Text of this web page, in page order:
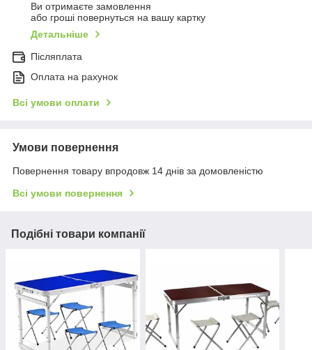
Ви отримаєте замовлення
або гроші повернуться на вашу картку
Детальніше
Післяплата
Оплата на рахунок
Всі умови оплати
Умови повернення
Повернення товару впродовж 14 днів за домовленістю
Всі умови повернення
Подібні товари компанії